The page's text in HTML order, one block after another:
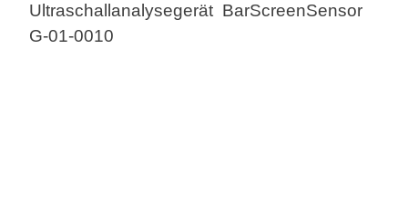
Ultraschallanalysegerät BarScreenSensor
G-01-0010